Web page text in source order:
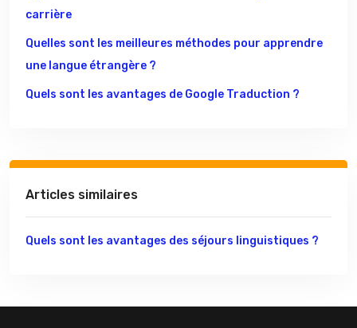
carrière
Quelles sont les meilleures méthodes pour apprendre
une langue étrangère ?
Quels sont les avantages de Google Traduction ?
Articles similaires
Quels sont les avantages des séjours linguistiques ?